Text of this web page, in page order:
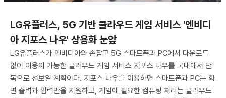
LG유플러스, 5G 기반 클라우드 게임 서비스 '엔비디
아 지포스 나우' 상용화 눈앞
LG유플러스가 엔비디아와 손잡고 5G 스마트폰과 PC에서 다운로드
없이 이용이 가능한 클라우드 게임 서비스 지포스 나우를 국내에서 단
독으로 선보일 계획이다. 지포스 나우를 이용하면 스마트폰과 PC는 화
면 출력과 입력만을 지원하고, 게임에 필요한 컴퓨팅 처리는 클라우드